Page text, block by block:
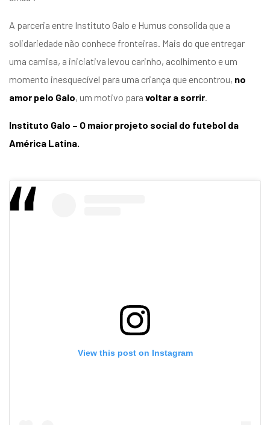
A parceria entre Instituto Galo e Humus consolida que a
solidariedade não conhece fronteiras. Mais do que entregar
uma camisa, a iniciativa levou carinho, acolhimento e um
momento inesquecível para uma criança que encontrou, no
amor pelo Galo, um motivo para voltar a sorrir.
Instituto Galo – O maior projeto social do futebol da
América Latina.
View this post on Instagram